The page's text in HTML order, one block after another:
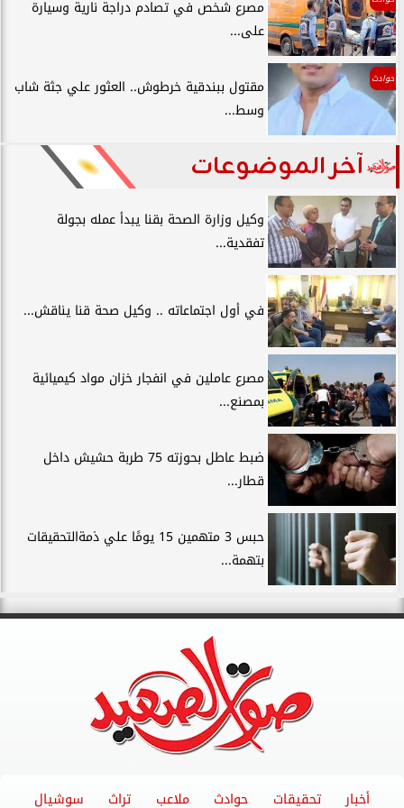
مصرع شخص في تصادم دراجة نارية وسيارة
على...
حوادث
مقتول ببندقية خرطوش.. العثور علي جثة شاب
وسط...
آخر الموضوعات
وكيل وزارة الصحة بقنا يبدأ عمله بجولة
تفقدية...
في أول اجتماعاته .. وكيل صحة قنا يناقش...
مصرع عاملين في انفجار خزان مواد كيميائية
بمصنع...
ضبط عاطل بحوزته 75 طربة حشيش داخل
قطار...
حبس 3 متهمين 15 يومًا علي ذمةالتحقيقات
بتهمة...
أخبار تحقيقات حوادث ملاعب تراث سوشيال